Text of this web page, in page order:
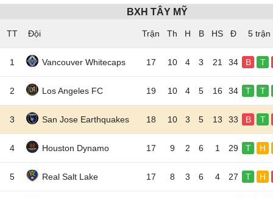
BXH TÂY MỸ
TT Đội 5 trận
1 Vancouver Whitecaps 17 10 4 3 21 34 B T
2 Los Angeles FC 19 10 4 5 16 34 T T
3 San Jose Earthquakes 18 10 3 5 13 33 B T
4 Houston Dynamo 17 9 2 6 1 29 T H
5 Real Salt Lake 17 8 3 6 4 27 T H